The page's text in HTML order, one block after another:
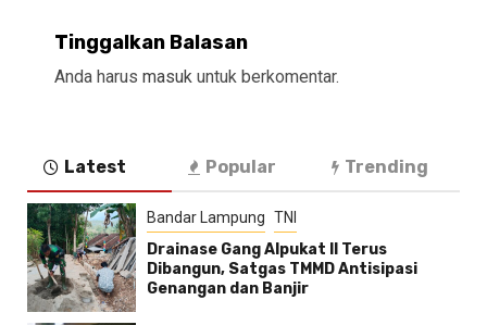
Tinggalkan Balasan
Anda harus masuk untuk berkomentar.
Latest Popular Trending
Bandar Lampung TNI
Drainase Gang Alpukat II Terus
Dibangun, Satgas TMMD Antisipasi
Genangan dan Banjir